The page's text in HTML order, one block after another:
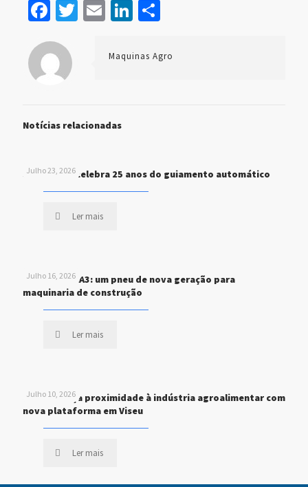
Facebook
Twitter
EmailLinkedIn
Share
Maquinas Agro
Notícias relacionadas
Julho 23, 2026
John Deere celebra 25 anos do guiamento automático
Ler mais
Julho 16, 2026
MICHELIN XHA3: um pneu de nova geração para
maquinaria de construção
Ler mais
Julho 10, 2026
STEF reforça proximidade à indústria agroalimentar com
nova plataforma em Viseu
Ler mais